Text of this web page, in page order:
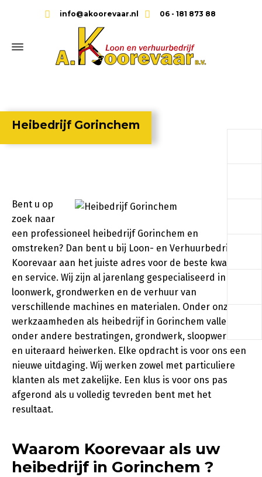
info@akoorevaar.nl 06 - 181 873 88
Heibedrijf Gorinchem
Bent u op
zoek naar
een professioneel heibedrijf Gorinchem en
omstreken? Dan bent u bij Loon- en Verhuurbedrijf A.
Koorevaar aan het juiste adres voor de beste kwaliteit
en service. Wij zijn al jarenlang gespecialiseerd in
loonwerk, grondwerken en de verhuur van
verschillende machines en materialen. Onder onze
werkzaamheden als heibedrijf in Gorinchem vallen
onder andere bestratingen, grondwerk, sloopwerken
en uiteraard heiwerken. Elke opdracht is voor ons een
nieuwe uitdaging. Wij werken zowel met particuliere
klanten als met zakelijke. Een klus is voor ons pas
afgerond als u volledig tevreden bent met het
resultaat.
Waarom Koorevaar als uw
heibedrijf in Gorinchem ?